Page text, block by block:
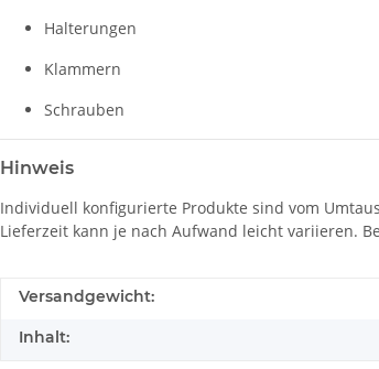
Halterungen
Klammern
Schrauben
Hinweis
Individuell konfigurierte Produkte sind vom
Lieferzeit kann je nach Aufwand leicht variieren.
Versandgewicht:
Inhalt: